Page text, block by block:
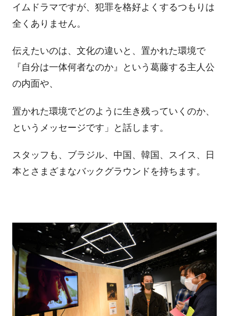
イムドラマですが、犯罪を格好よくするつもりは
全くありません。
伝えたいのは、文化の違いと、置かれた環境で
『自分は一体何者なのか』という葛藤する主人公
の内面や、
置かれた環境でどのように生き残っていくのか、
というメッセージです」と話します。
スタッフも、ブラジル、中国、韓国、スイス、日
本とさまざまなバックグラウンドを持ちます。